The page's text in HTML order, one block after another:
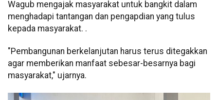
Wagub mengajak masyarakat untuk bangkit dalam
menghadapi tantangan dan pengapdian yang tulus
kepada masyarakat. .
"Pembangunan berkelanjutan harus terus ditegakkan
agar memberikan manfaat sebesar-besarnya bagi
masyarakat," ujarnya.